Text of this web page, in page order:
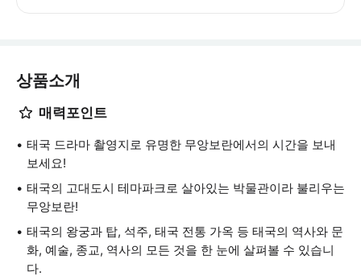
상품소개
매력포인트
태국 드라마 촬영지로 유명한 무앙보란에서의 시간을 보내
보세요!
태국의 고대도시 테마파크로 살아있는 박물관이라 불리우는
무앙보란!
태국의 왕궁과 탑, 석주, 태국 전통 가옥 등 태국의 역사와 문
화, 예술, 종교, 역사의 모든 것을 한 눈에 살펴볼 수 있습니
다.